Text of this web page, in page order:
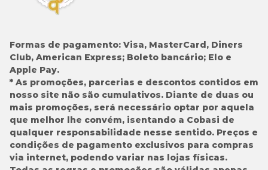
Formas de pagamento: Visa, MasterCard, Diners
Club, American Express; Boleto bancário; Elo e
Apple Pay.
* As promoções, parcerias e descontos contidos em
nosso site não são cumulativos. Diante de duas ou
mais promoções, será necessário optar por aquela
que melhor lhe convém, isentando a Cobasi de
qualquer responsabilidade nesse sentido. Preços e
condições de pagamento exclusivos para compras
via internet, podendo variar nas lojas físicas.